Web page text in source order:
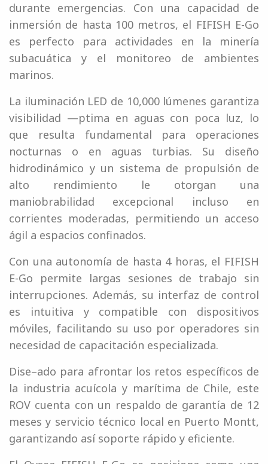
durante emergencias. Con una capacidad de
inmersión de hasta 100 metros, el FIFISH E-Go
es perfecto para actividades en la minería
subacuática y el monitoreo de ambientes
marinos.
La iluminación LED de 10,000 lúmenes garantiza
visibilidad —ptima en aguas con poca luz, lo
que resulta fundamental para operaciones
nocturnas o en aguas turbias. Su diseño
hidrodinámico y un sistema de propulsión de
alto rendimiento le otorgan una
maniobrabilidad excepcional incluso en
corrientes moderadas, permitiendo un acceso
ágil a espacios confinados.
Con una autonomía de hasta 4 horas, el FIFISH
E-Go permite largas sesiones de trabajo sin
interrupciones. Además, su interfaz de control
es intuitiva y compatible con dispositivos
móviles, facilitando su uso por operadores sin
necesidad de capacitación especializada.
Dise–ado para afrontar los retos específicos de
la industria acuícola y marítima de Chile, este
ROV cuenta con un respaldo de garantía de 12
meses y servicio técnico local en Puerto Montt,
garantizando así soporte rápido y eficiente.